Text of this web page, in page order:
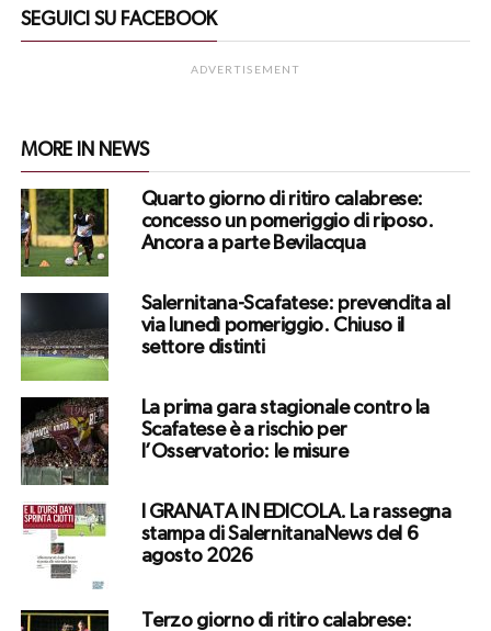
SEGUICI SU FACEBOOK
ADVERTISEMENT
MORE IN NEWS
Quarto giorno di ritiro calabrese:
concesso un pomeriggio di riposo.
Ancora a parte Bevilacqua
Salernitana-Scafatese: prevendita al
via lunedì pomeriggio. Chiuso il
settore distinti
La prima gara stagionale contro la
Scafatese è a rischio per
l’Osservatorio: le misure
I GRANATA IN EDICOLA. La rassegna
stampa di SalernitanaNews del 6
agosto 2026
Terzo giorno di ritiro calabrese: